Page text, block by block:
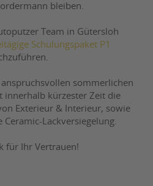
bleiben.
Team in Gütersloh
Schulungspaket P1
sommerlichen
innerhalb kürzester Zeit die
Exterieur & Interieur, sowie
Lackversiegelung.
für Ihr Vertrauen!